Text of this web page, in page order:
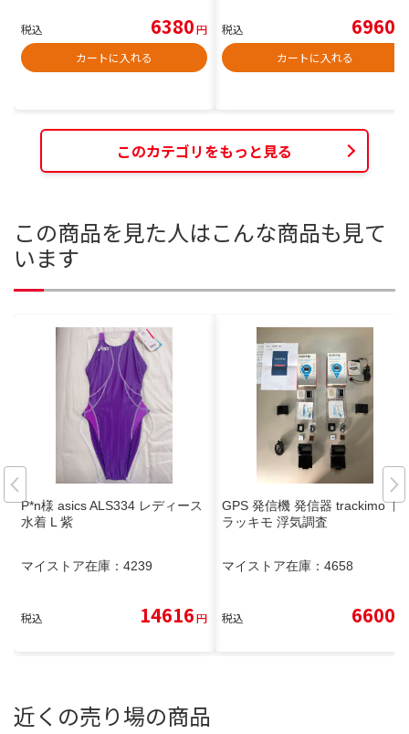
税込 6380円
カートに入れる
税込 6960
カートに入れる
このカテゴリをもっと見る
この商品を見た人はこんな商品も見て
います
P*n様 asics ALS334 レディース
水着 L 紫
マイストア在庫： 4239
税込 14616円
GPS 発信機 発信器 trackimo ト
ラッキモ 浮気調査
マイストア在庫： 4658
税込 6600
近くの売り場の商品